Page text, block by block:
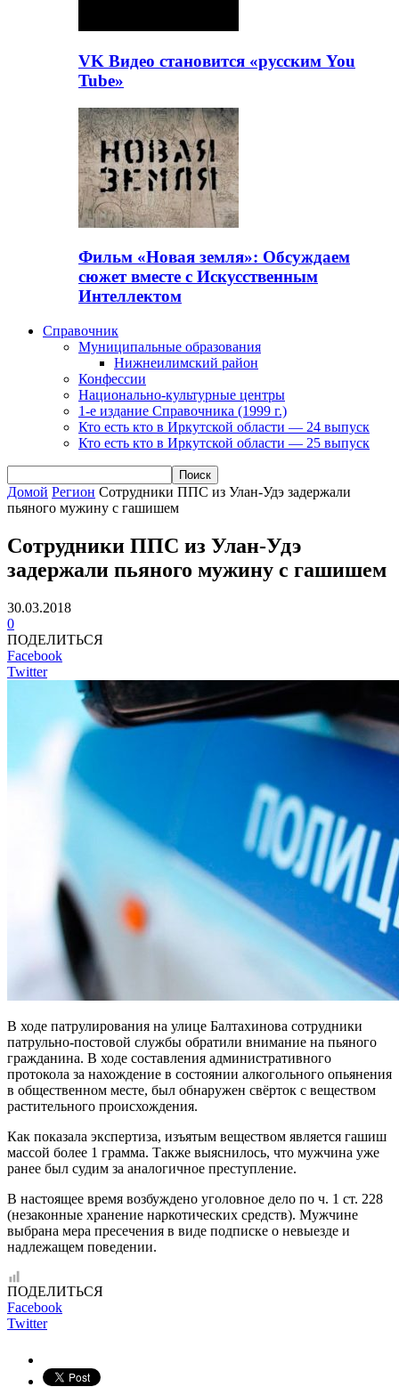
VK Видео становится «русским You
Tube»
Фильм «Новая земля»: Обсуждаем
сюжет вместе с Искусственным
Интеллектом
Справочник
Муниципальные образования
Нижнеилимский район
Конфессии
Национально-культурные центры
1-е издание Справочника (1999 г.)
Кто есть кто в Иркутской области — 24 выпуск
Кто есть кто в Иркутской области — 25 выпуск
Домой Регион Сотрудники ППС из Улан-Удэ задержали
пьяного мужину с гашишем
Сотрудники ППС из Улан-Удэ
задержали пьяного мужину с гашишем
30.03.2018
0
ПОДЕЛИТЬСЯ
Facebook
Twitter
В ходе патрулирования на улице Балтахинова сотрудники
патрульно-постовой службы обратили внимание на пьяного
гражданина. В ходе составления административного
протокола за нахождение в состоянии алкогольного опьянения
в общественном месте, был обнаружен свёрток с веществом
растительного происхождения.
Как показала экспертиза, изъятым веществом является гашиш
массой более 1 грамма. Также выяснилось, что мужчина уже
ранее был судим за аналогичное преступление.
В настоящее время возбуждено уголовное дело по ч. 1 ст. 228
(незаконные хранение наркотических средств). Мужчине
выбрана мера пресечения в виде подписке о невыезде и
надлежащем поведении.
ПОДЕЛИТЬСЯ
Facebook
Twitter